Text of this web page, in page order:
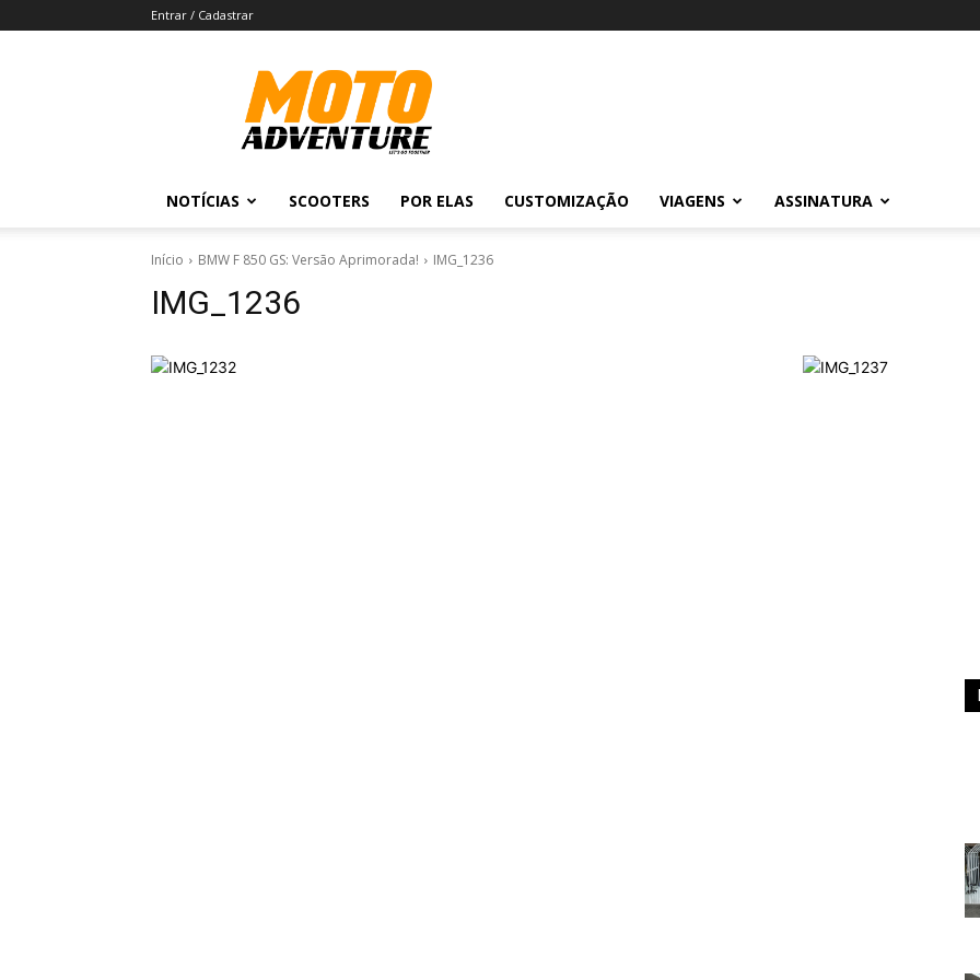
Entrar / Cadastrar
Revista
Moto
Adventure
NOTÍCIAS SCOOTERS POR ELAS CUSTOMIZAÇÃO VIAGENS ASSINATURA
Início BMW F 850 GS: Versão Aprimorada! IMG_1236
IMG_1236